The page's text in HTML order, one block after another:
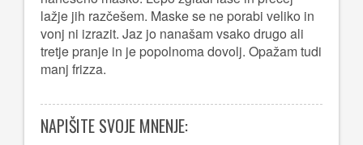
lažje jih razčešem. Maske se ne porabi veliko in
vonj ni izrazit. Jaz jo nanašam vsako drugo ali
tretje pranje in je popolnoma dovolj. Opažam tudi
manj frizza.
NAPIŠITE SVOJE MNENJE: